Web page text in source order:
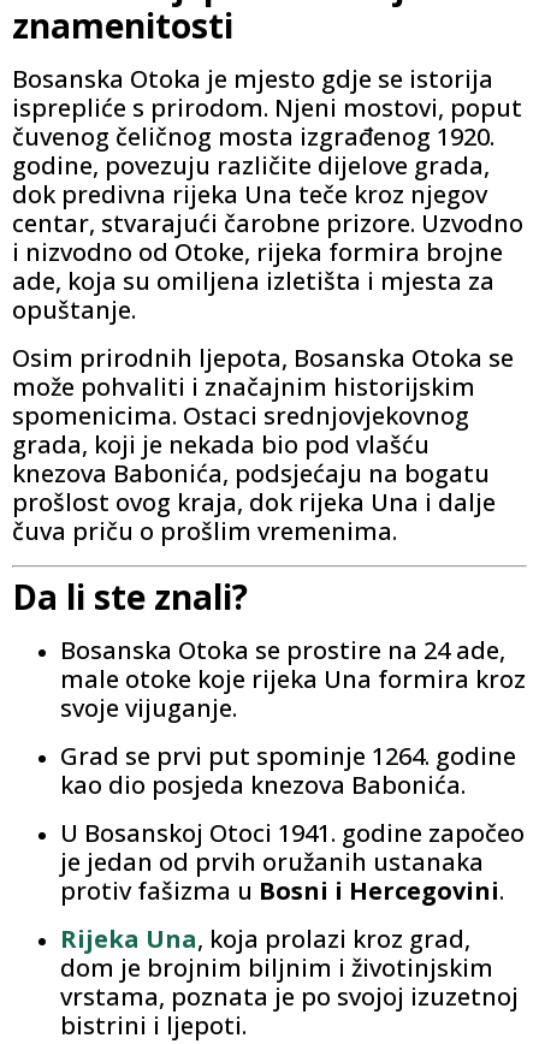
znamenitosti
Bosanska Otoka je mjesto gdje se istorija
isprepliće s prirodom. Njeni mostovi, poput
čuvenog čeličnog mosta izgrađenog 1920.
godine, povezuju različite dijelove grada,
dok predivna rijeka Una teče kroz njegov
centar, stvarajući čarobne prizore. Uzvodno
i nizvodno od Otoke, rijeka formira brojne
ade, koja su omiljena izletišta i mjesta za
opuštanje.
Osim prirodnih ljepota, Bosanska Otoka se
može pohvaliti i značajnim historijskim
spomenicima. Ostaci srednjovjekovnog
grada, koji je nekada bio pod vlašću
knezova Babonića, podsjećaju na bogatu
prošlost ovog kraja, dok rijeka Una i dalje
čuva priču o prošlim vremenima.
Da li ste znali?
Bosanska Otoka se prostire na 24 ade,
male otoke koje rijeka Una formira kroz
svoje vijuganje.
Grad se prvi put spominje 1264. godine
kao dio posjeda knezova Babonića.
U Bosanskoj Otoci 1941. godine započeo
je jedan od prvih oružanih ustanaka
protiv fašizma u Bosni i Hercegovini.
Rijeka Una, koja prolazi kroz grad,
dom je brojnim biljnim i životinjskim
vrstama, poznata je po svojoj izuzetnoj
bistrini i ljepoti.